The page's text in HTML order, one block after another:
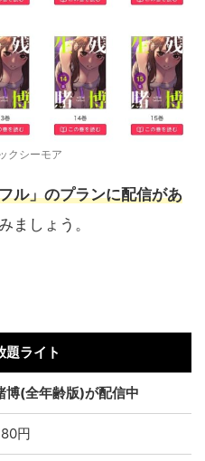
クシーモア
ル」のプランに配信があ
ましょう。
題ライト
博(全年齢版)が配信中
円